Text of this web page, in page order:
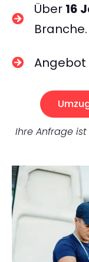
Über 16
Branche.
Angebot
Ihre Anfrage ist